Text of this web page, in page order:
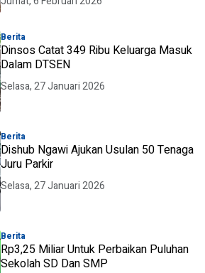
Berita
Dinsos Catat 349 Ribu Keluarga Masuk
Dalam DTSEN
Selasa, 27 Januari 2026
Berita
Dishub Ngawi Ajukan Usulan 50 Tenaga
Juru Parkir
Selasa, 27 Januari 2026
Berita
Rp3,25 Miliar Untuk Perbaikan Puluhan
Sekolah SD Dan SMP